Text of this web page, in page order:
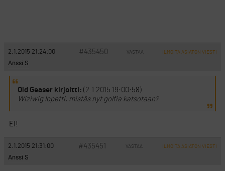
2.1.2015 21:24:00 #435450 VASTAA ILMOITA ASIATON VIESTI
Anssi S
Old Geaser kirjoitti: (2.1.2015 19:00:58)
Wiziwig lopetti, mistäs nyt golfia katsotaan?
EI!
2.1.2015 21:31:00 #435451 VASTAA ILMOITA ASIATON VIESTI
Anssi S